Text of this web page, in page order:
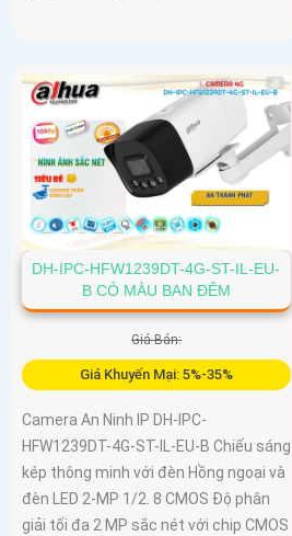
DH-IPC-HFW1239DT-4G-ST-IL-EU-
B CÓ MÀU BAN ĐÊM
Giá Bán:
Giá Khuyến Mại: 5%-35%
Camera An Ninh IP DH-IPC-
HFW1239DT-4G-ST-IL-EU-B Chiếu sáng
kép thông minh với đèn Hồng ngoại và
đèn LED 2-MP 1/2. 8 CMOS Độ phân
giải tối đa 2 MP sắc nét với chip CMOS